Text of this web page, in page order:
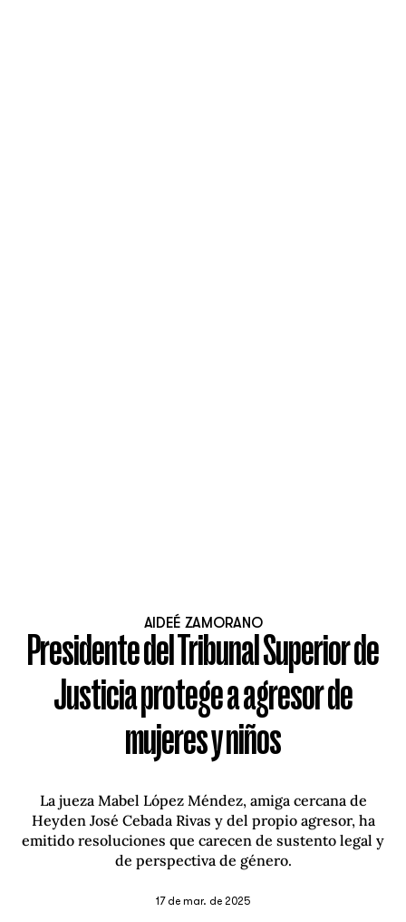
AIDEÉ ZAMORANO
Presidente del Tribunal Superior de
Justicia protege a agresor de
mujeres y niños
La jueza Mabel López Méndez, amiga cercana de
Heyden José Cebada Rivas y del propio agresor, ha
emitido resoluciones que carecen de sustento legal y
de perspectiva de género.
17 de mar. de 2025